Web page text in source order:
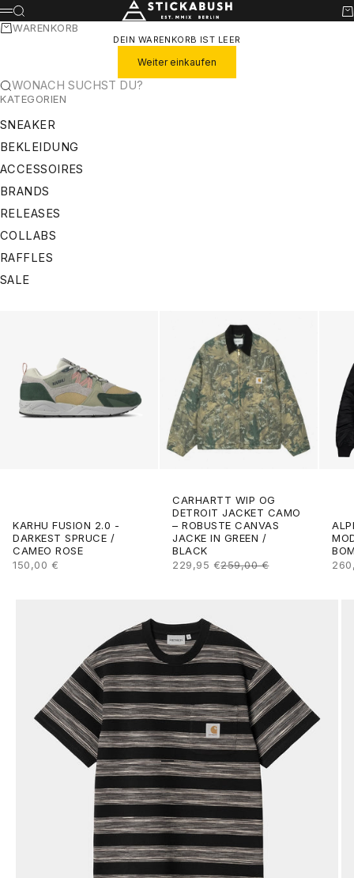
ZUM INHALT SPRINGEN STICKABUSH
MENÜ
SUCHE
WARENKORB
DEIN WARENKORB IST LEER
Weiter einkaufen
WONACH SUCHST DU?
KATEGORIEN
SNEAKER
BEKLEIDUNG
ACCESSOIRES
BRANDS
RELEASES
COLLABS
RAFFLES
SALE
KARHU FUSION 2.0 -
DARKEST SPRUCE /
CAMEO ROSE
ANGEBOT
150,00 €
CARHARTT WIP OG
DETROIT JACKET CAMO
– ROBUSTE CANVAS
JACKE IN GREEN /
BLACK
ANGEBOT
229,95 €REGULÄRER PREIS
259,00 €
GEHE ZU ELEMENT 1
GEHE ZU ELEMENT 2
GEHE ZU ELEMENT 3
GEHE ZU ELEMENT 4